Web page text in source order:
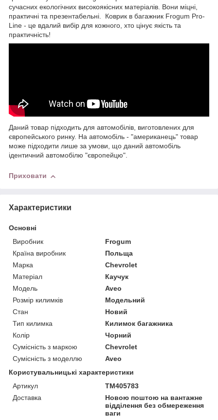
сучасних екологічних високоякісних матеріалів. Вони міцні,
практичні та презентабельні. Коврик в багажник Frogum Pro-
Line - це вдалий вибір для кожного, хто цінує якість та
практичність!
Даний товар підходить для автомобілів, виготовлених для
європейського ринку. На автомобіль - "американець" товар
може підходити лише за умови, що даний автомобіль
ідентичний автомобілю "європейцю".
Приховати
Характеристики
Основні
Виробник
Frogum
Країна виробник
Польща
Марка
Chevrolet
Матеріал
Каучук
Модель
Aveo
Розмір килимків
Модельний
Стан
Новий
Тип килимка
Килимок багажника
Колір
Чорний
Сумісність з маркою
Chevrolet
Сумісність з моделлю
Aveo
Користувальницькі характеристики
Артикул
TM405783
Доставка
Новою поштою на вантажне
відділення без обмереження
ваги